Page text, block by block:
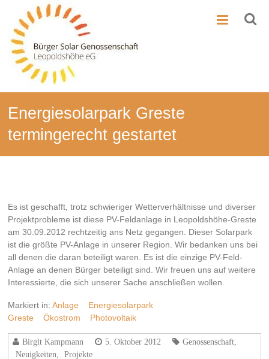
Inhalt
springen
BSG-
Leo
Bürger-
Solar-
Genossenschaft
Leopoldshöhe
Energiesolarpark Greste
termingerecht gestartet
Es ist geschafft, trotz schwieriger Wetterverhältnisse und diverser
Projektprobleme ist diese PV-Feldanlage in Leopoldshöhe-Greste
am 30.09.2012 rechtzeitig ans Netz gegangen. Dieser Solarpark
ist die größte PV-Anlage in unserer Region. Wir bedanken uns bei
all denen die daran beteiligt waren. Es ist die einzige PV-Feld-
Anlage an denen Bürger beteiligt sind. Wir freuen uns auf weitere
Interessierte, die sich unserer Sache anschließen wollen.
Markiert in:Anlage
Energiesolarpark
Greste
Ökostrom Photovoltaik
Birgit Kampmann 5. Oktober 2012 Genossenschaft
Neuigkeiten
Projekte